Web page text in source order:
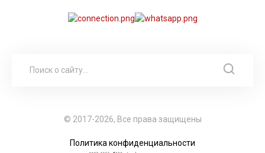
© 2017-2026, Все права защищены
Политика конфиденциальности